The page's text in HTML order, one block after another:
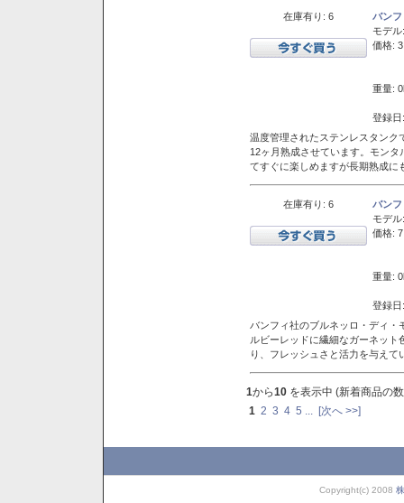
在庫有り: 6
バン
モデル:
価格:
重量:
登録
温度管理されたステンレスタンク
12ヶ月熟成させています。モン
てすぐに楽しめますが長期熟成に
在庫有り: 6
バン
モデル:
価格:
重量:
登録
バンフィ社のブルネッロ・ディ
ルビーレッドに繊細なガーネッ
り、フレッシュさと活力を与え
1から10 を表示中 (新着商品の
1 2 3 4 5 [次へ >>]
Copyright(c) 2008